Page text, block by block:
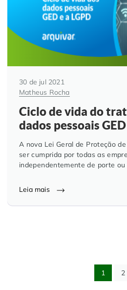
30 de jul 2021
Matheus Rocha
Ciclo de vida do
dados pessoais
A nova Lei Geral de Proteção de
ser cumprida por todas as
independentemente de porte
Leia mais
1 2